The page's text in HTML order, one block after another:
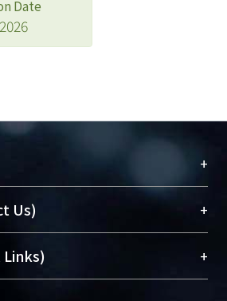
Date
+
學之列，為永久珍藏及向國際
成果及學術能量，圖書館整合
與學術庫（AH）不同功能平
典藏NTU scholars。期能整合研
Us) +
Library)
員(Medical Library)
+